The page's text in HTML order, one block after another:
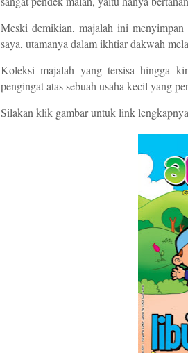
Meski demikian, majalah ini menyimpan
saya, utamanya dalam ikhtiar dakwah
Koleksi majalah yang tersisa hingga
pengingat atas sebuah usaha kecil yang
Silakan klik gambar untuk link lengkapnya